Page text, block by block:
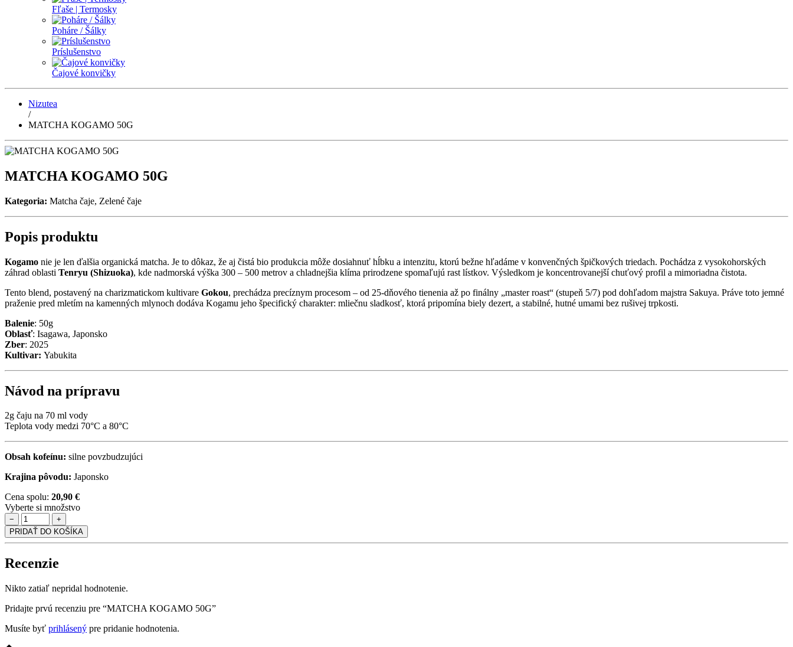
Fľaše | Termosky
Poháre / Šálky
Príslušenstvo
Čajové konvičky
Nizutea
/
MATCHA KOGAMO 50G
MATCHA KOGAMO 50G
Kategoria: Matcha čaje, Zelené čaje
Popis produktu
Kogamo nie je len ďalšia organická matcha. Je to dôkaz, že aj čistá bio produkcia môže dosiahnuť hĺbku a intenzitu, ktorú bežne hľadáme v konvenčných špičkových triedach. Pochádza z vysokohorských
záhrad oblasti Tenryu (Shizuoka), kde nadmorská výška 300 – 500 metrov a chladnejšia klíma prirodzene spomaľujú rast lístkov. Výsledkom je koncentrovanejší chuťový profil a mimoriadna čistota.
Tento blend, postavený na charizmatickom kultivare Gokou, prechádza precíznym procesom – od 25-dňového tienenia až po finálny „master roast“ (stupeň 5/7) pod dohľadom majstra Sakuya. Práve toto jemné
praženie pred mletím na kamenných mlynoch dodáva Kogamu jeho špecifický charakter: mliečnu sladkosť, ktorá pripomína biely dezert, a stabilné, hutné umami bez rušivej trpkosti.
Balenie: 50g
Oblasť: Isagawa, Japonsko
Zber: 2025
Kultivar: Yabukita
Návod na prípravu
2g čaju na 70 ml vody
Teplota vody medzi 70°C a 80°C
Obsah kofeínu: silne povzbudzujúci
Krajina pôvodu: Japonsko
Cena spolu: 20,90 €
Vyberte si množstvo
−
+
PRIDAŤ DO KOŠÍKA
Recenzie
Nikto zatiaľ nepridal hodnotenie.
Pridajte prvú recenziu pre “MATCHA KOGAMO 50G”
Musíte byť prihlásený pre pridanie hodnotenia.